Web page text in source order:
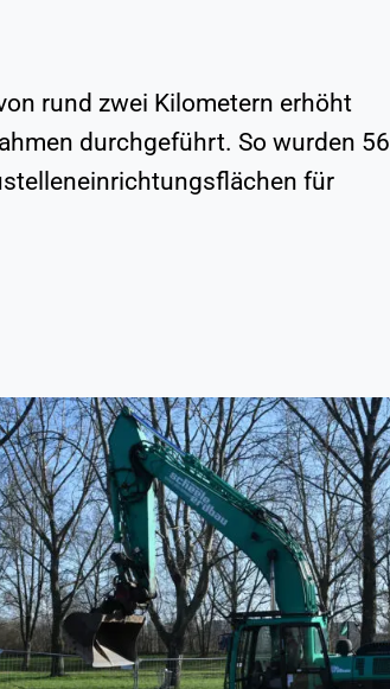
rund zwei Kilometern erhöht
durchgeführt. So wurden 56
für